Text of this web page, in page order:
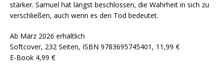
stärker. Samuel hat längst beschlossen, die Wahrheit in sich zu
verschließen, auch wenn es den Tod bedeutet.
Ab März 2026 erhältlich
Softcover, 232 Seiten, ISBN 9783695745401, 11,99 €
E-Book 4,99 €